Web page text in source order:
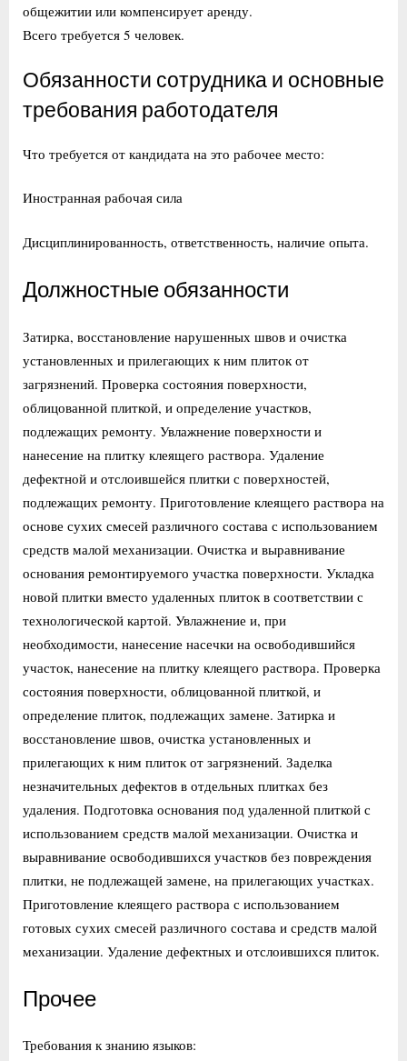
общежитии или компенсирует аренду.
Всего требуется 5 человек.
Обязанности сотрудника и основные
требования работодателя
Что требуется от кандидата на это рабочее место:
Иностранная рабочая сила
Дисциплинированность, ответственность, наличие опыта.
Должностные обязанности
Затирка, восстановление нарушенных швов и очистка
установленных и прилегающих к ним плиток от
загрязнений. Проверка состояния поверхности,
облицованной плиткой, и определение участков,
подлежащих ремонту. Увлажнение поверхности и
нанесение на плитку клеящего раствора. Удаление
дефектной и отслоившейся плитки с поверхностей,
подлежащих ремонту. Приготовление клеящего раствора на
основе сухих смесей различного состава с использованием
средств малой механизации. Очистка и выравнивание
основания ремонтируемого участка поверхности. Укладка
новой плитки вместо удаленных плиток в соответствии с
технологической картой. Увлажнение и, при
необходимости, нанесение насечки на освободившийся
участок, нанесение на плитку клеящего раствора. Проверка
состояния поверхности, облицованной плиткой, и
определение плиток, подлежащих замене. Затирка и
восстановление швов, очистка установленных и
прилегающих к ним плиток от загрязнений. Заделка
незначительных дефектов в отдельных плитках без
удаления. Подготовка основания под удаленной плиткой с
использованием средств малой механизации. Очистка и
выравнивание освободившихся участков без повреждения
плитки, не подлежащей замене, на прилегающих участках.
Приготовление клеящего раствора с использованием
готовых сухих смесей различного состава и средств малой
механизации. Удаление дефектных и отслоившихся плиток.
Прочее
Требования к знанию языков: